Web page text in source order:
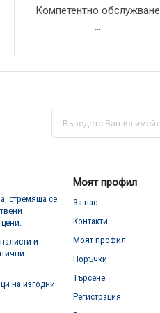
Компетентно обслужване
Абонирай
за
стремяща се
и
на изгодни
Моят профил
За нас
Контакти
Моят профил
Поръчки
Търсене
Регистрация